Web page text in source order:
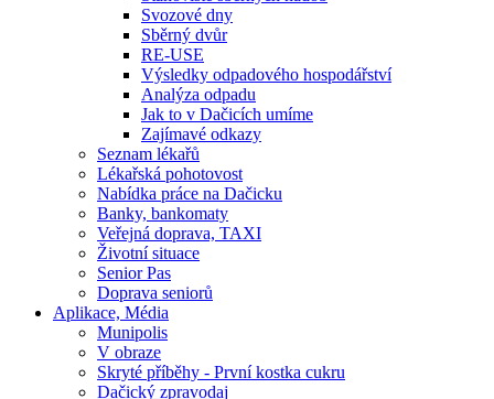
Svozové dny
Sběrný dvůr
RE-USE
Výsledky odpadového hospodářství
Analýza odpadu
Jak to v Dačicích umíme
Zajímavé odkazy
Seznam lékařů
Lékařská pohotovost
Nabídka práce na Dačicku
Banky, bankomaty
Veřejná doprava, TAXI
Životní situace
Senior Pas
Doprava seniorů
Aplikace, Média
Munipolis
V obraze
Skryté příběhy - První kostka cukru
Dačický zpravodaj